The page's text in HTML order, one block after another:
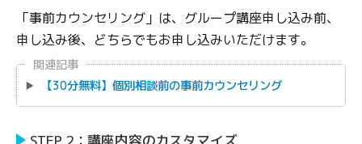
「事前カウンセリング」は、グループ講座申し込み前、
申し込み後、どちらでもお申し込みいただけます。
関連記事
【30分無料】個別相談前の事前カウンセリング